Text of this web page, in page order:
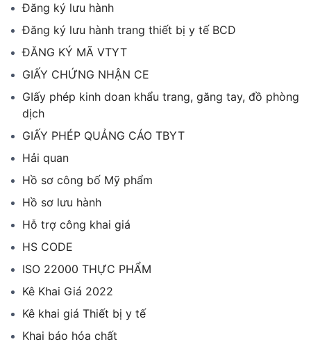
Đăng ký lưu hành
Đăng ký lưu hành trang thiết bị y tế BCD
ĐĂNG KÝ MÃ VTYT
GIẤY CHỨNG NHẬN CE
GIấy phép kinh doan khẩu trang, găng tay, đồ phòng
dịch
GIẤY PHÉP QUẢNG CÁO TBYT
Hải quan
Hồ sơ công bố Mỹ phẩm
Hồ sơ lưu hành
Hỗ trợ công khai giá
HS CODE
ISO 22000 THỰC PHẨM
Kê Khai Giá 2022
Kê khai giá Thiết bị y tế
Khai báo hóa chất